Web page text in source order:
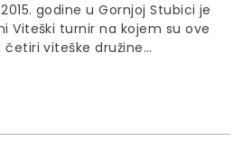
godine u Gornjoj Stubici je
Viteški turnir na kojem su ove
viteške družine
je nazočio i župan